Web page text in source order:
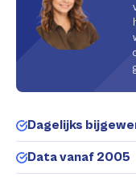
Dagelijks
Data vanaf 2005